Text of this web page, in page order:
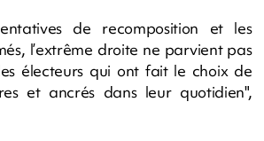
de recomposition et les
l’extrême droite ne parvient pas
électeurs qui ont fait le choix de
et ancrés dans leur quotidien",